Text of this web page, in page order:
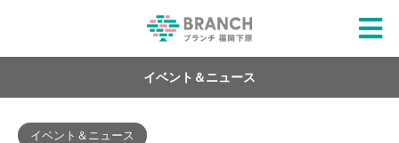
イベント＆ニュース
イベント＆ニュース